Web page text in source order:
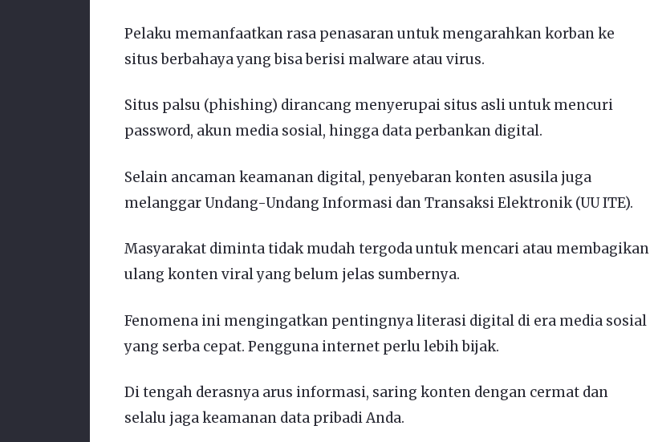
Pelaku memanfaatkan rasa penasaran untuk mengarahkan korban ke
situs berbahaya yang bisa berisi malware atau virus.
Situs palsu (phishing) dirancang menyerupai situs asli untuk mencuri
password, akun media sosial, hingga data perbankan digital.
Selain ancaman keamanan digital, penyebaran konten asusila juga
melanggar Undang-Undang Informasi dan Transaksi Elektronik (UU ITE).
Masyarakat diminta tidak mudah tergoda untuk mencari atau membagikan
ulang konten viral yang belum jelas sumbernya.
Fenomena ini mengingatkan pentingnya literasi digital di era media sosial
yang serba cepat. Pengguna internet perlu lebih bijak.
Di tengah derasnya arus informasi, saring konten dengan cermat dan
selalu jaga keamanan data pribadi Anda.